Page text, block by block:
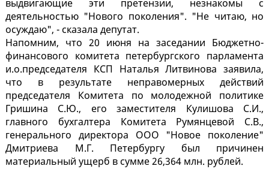
выдвигающие эти претензии, незнакомы с
деятельностью "Нового поколения". "Не читаю, но
осуждаю", - сказала депутат.
Напомним, что 20 июня на заседании Бюджетно-
финансового комитета петербургского парламента
и.о.председателя КСП Наталья Литвинова заявила,
что в результате неправомерных действий
председателя Комитета по молодежной политике
Гришина С.Ю., его заместителя Кулишова С.И.,
главного бухгалтера Комитета Румянцевой С.В.,
генерального директора ООО "Новое поколение"
Дмитриева М.Г. Петербургу был причинен
материальный ущерб в сумме 26,364 млн. рублей.